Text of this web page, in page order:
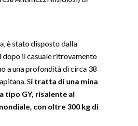
è stato disposto dalla
il casuale ritrovamento
a una profondità di circa 38
Si tratta di una mina
tipo GY, risalente al
con oltre 300 kg di